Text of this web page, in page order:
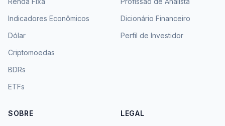
Indicadores Econômicos
Dólar
Criptomoedas
BDRs
ETFs
Dicionário Financeiro
Perfil de Investidor
SOBRE LEGAL